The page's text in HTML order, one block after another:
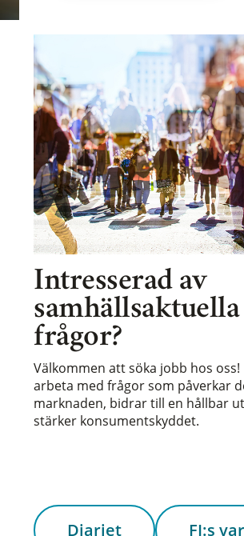
Intresserad av
samhällsaktuella
frågor?
Välkommen att söka jobb hos oss!
arbeta med frågor som påverkar
marknaden, bidrar till en hållbar
stärker konsumentskyddet.
Diariet FI:s